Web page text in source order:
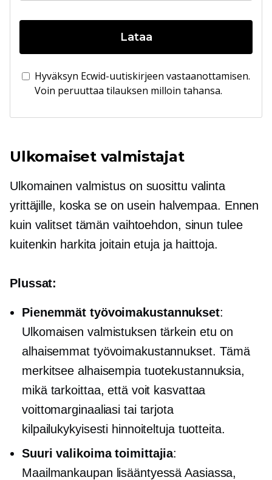
Lataa
Hyväksyn Ecwid-uutiskirjeen vastaanottamisen.
Voin peruuttaa tilauksen milloin tahansa.
Ulkomaiset valmistajat
Ulkomainen valmistus on suosittu valinta
yrittäjille, koska se on usein halvempaa. Ennen
kuin valitset tämän vaihtoehdon, sinun tulee
kuitenkin harkita joitain etuja ja haittoja.
Plussat:
Pienemmät työvoimakustannukset:
Ulkomaisen valmistuksen tärkein etu on
alhaisemmat työvoimakustannukset. Tämä
merkitsee alhaisempia tuotekustannuksia,
mikä tarkoittaa, että voit kasvattaa
voittomarginaaliasi tai tarjota
kilpailukykyisesti hinnoiteltuja tuotteita.
Suuri valikoima toimittajia:
Maailmankaupan lisääntyessä Aasiassa,